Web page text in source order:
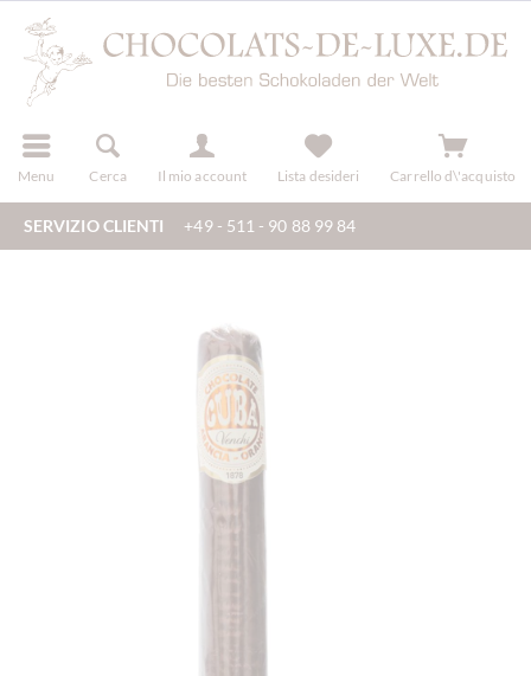
Menu Cerca Il mio account
registra Lista desideri Carrello d\'acquisto
SERVIZIO CLIENTI +49 - 511 - 90 88 99 84